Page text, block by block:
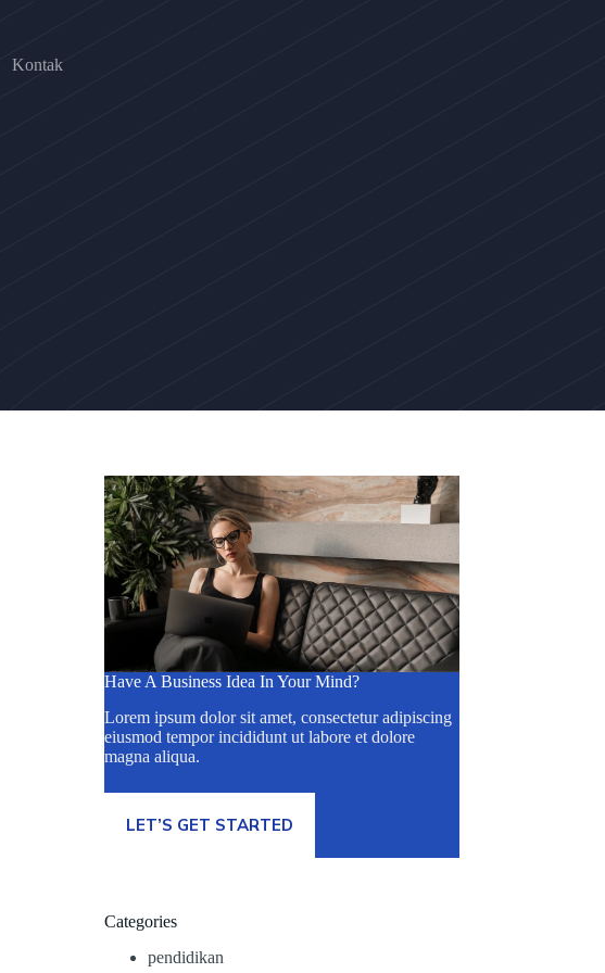
Kontak
Have A Business Idea In Your Mind?
Lorem ipsum dolor sit amet, consectetur adipiscing
eiusmod tempor incididunt ut labore et dolore
magna aliqua.
LET’S GET STARTED
Categories
pendidikan